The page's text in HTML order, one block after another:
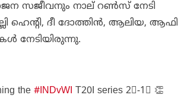
സജീവനും നാല് റണ്‍സ് നേടി
ഹെന്റി, ദീ ദോത്തിന്‍, ആലിയ, ആഫി
നേടിയിരുന്നു.
the #INDvWI T20I series 2⃣-1⃣ 👏